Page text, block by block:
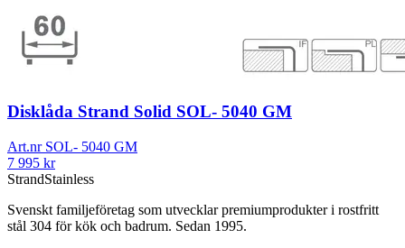
Disklåda Strand Solid SOL- 5040 GM
Art.nr SOL- 5040 GM
7 995 kr
StrandStainless
Svenskt familjeföretag som utvecklar premiumprodukter i rostfritt
stål 304 för kök och badrum. Sedan 1995.